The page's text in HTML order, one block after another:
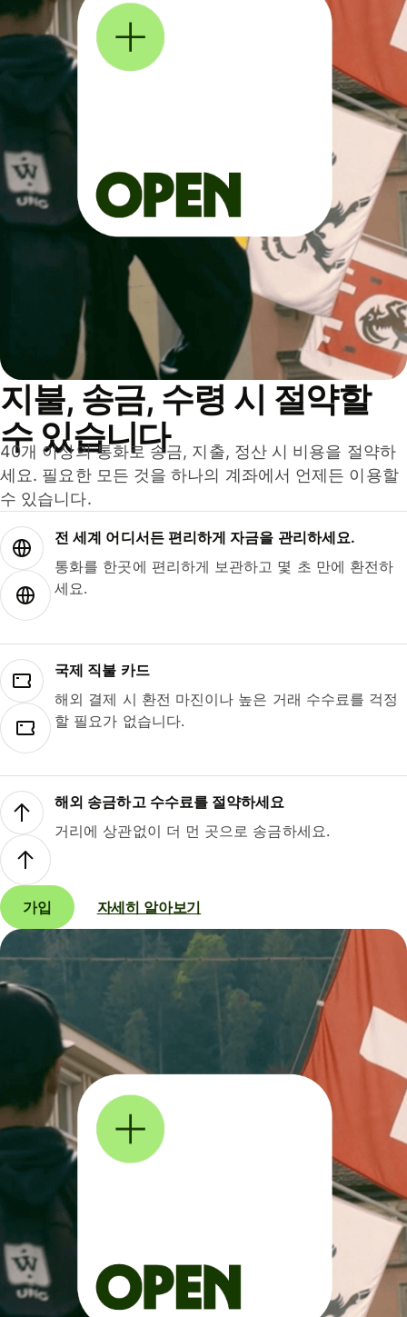
지불, 송금, 수령 시 절약할
수 있습니다
40개 이상의 통화로 송금, 지출, 정산 시 비용을 절약하
세요. 필요한 모든 것을 하나의 계좌에서 언제든 이용할
수 있습니다.
전 세계 어디서든 편리하게 자금을 관리하세요.
통화를 한곳에 편리하게 보관하고 몇 초 만에 환전하
세요.
국제 직불 카드
해외 결제 시 환전 마진이나 높은 거래 수수료를 걱정
할 필요가 없습니다.
해외 송금하고 수수료를 절약하세요
거리에 상관없이 더 먼 곳으로 송금하세요.
가입 자세히 알아보기